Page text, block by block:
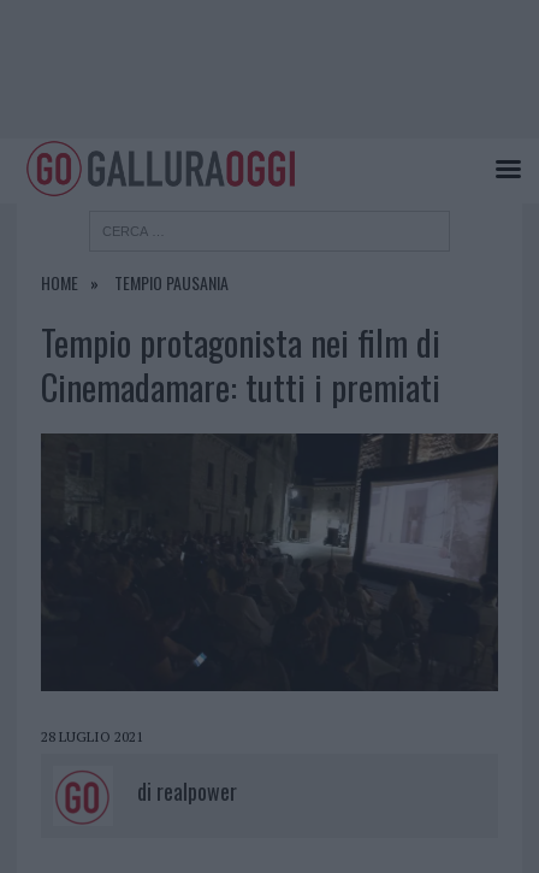
HOME TEMPIO PAUSANIA
Tempio protagonista nei film di
Cinemadamare: tutti i premiati
28 LUGLIO 2021
di realpower